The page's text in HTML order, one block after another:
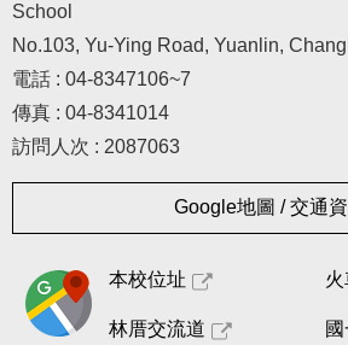
School
No.103, Yu-Ying Road, Yuanlin,
電話 : 04-8347106~7
傳真 : 04-8341014
訪問人次 : 2087063
Google地圖 / 交通
本校位址
林厝交流道